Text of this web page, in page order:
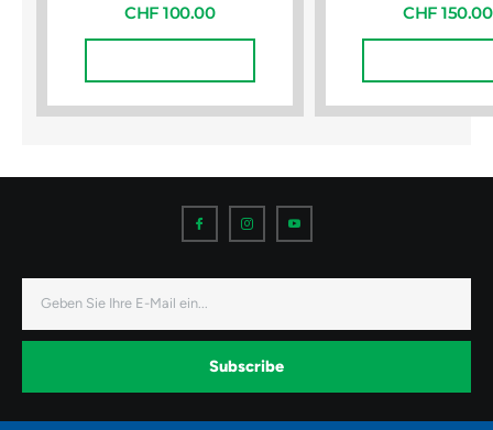
CHF 100.00
CHF 150.00
I
c
e
o
o
I
c
g
r
m
1
I
c
b
e
Mail
Subscribe